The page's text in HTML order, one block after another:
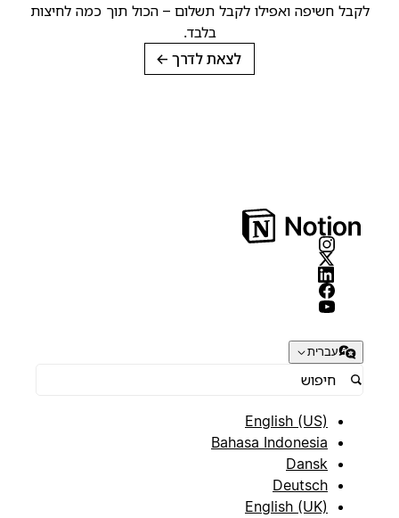
לקבל חשיפה ואפילו לקבל תשלום – הכול תוך כמה לחיצות
בלבד.
לצאת לדרך→
עברית
English (US)
Bahasa Indonesia
Dansk
Deutsch
English (UK)